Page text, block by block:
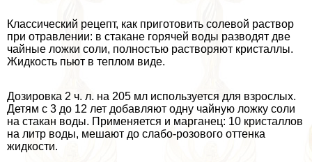
Классический рецепт, как приготовить солевой раствор
при отравлении: в стакане горячей воды разводят две
чайные ложки соли, полностью растворяют кристаллы.
Жидкость пьют в теплом виде.
Дозировка 2 ч. л. на 205 мл используется для взрослых.
Детям с 3 до 12 лет добавляют одну чайную ложку соли
на стакан воды. Применяется и марганец: 10 кристаллов
на литр воды, мешают до слабо-розового оттенка
жидкости.